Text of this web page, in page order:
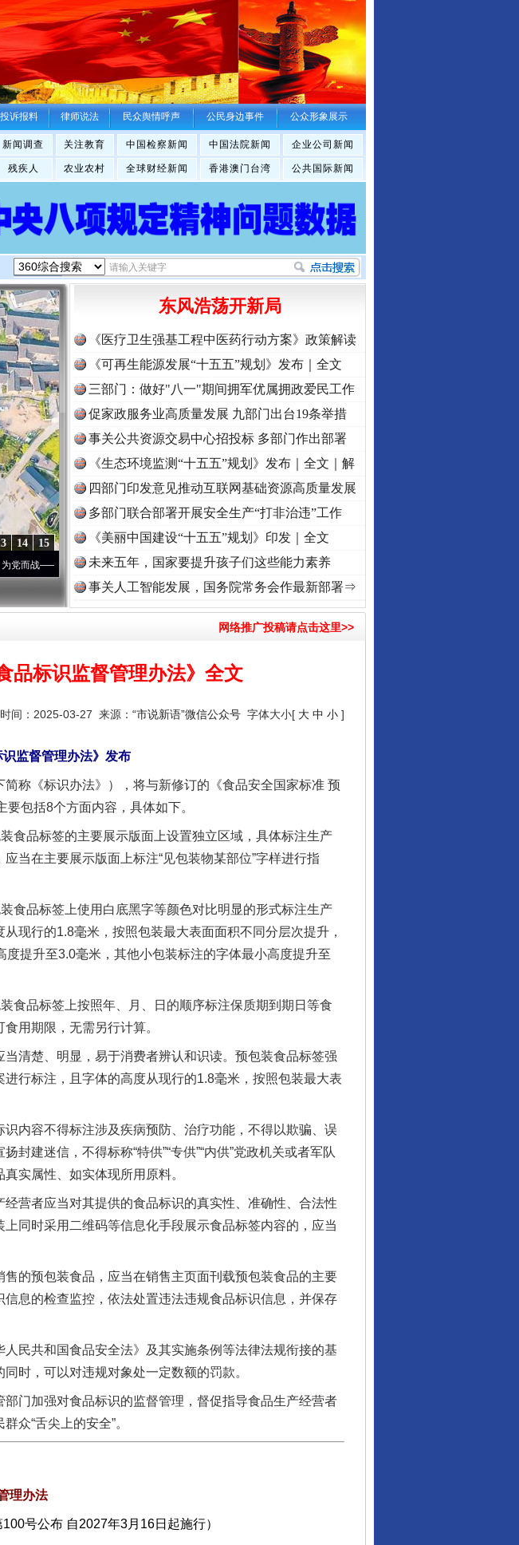
投诉报料 律师说法 民众舆情呼声 公民身边事件 公众形象展示
新闻调查 关注教育 中国检察新闻 中国法院新闻 企业公司新闻
残疾人 农业农村 全球财经新闻 香港澳门台湾 公共国际新闻
15
14
百年“纪”事⑧加强纪律..·[视频] 牢记初心使命 奋进复兴征程丨“转折之城”激荡..
东风浩荡开新局
《医疗卫生强基工程中医药行动方案》政策解读
《可再生能源发展“十五五”规划》发布｜全文
三部门：做好"八一"期间拥军优属拥政爱民工作
促家政服务业高质量发展 九部门出台19条举措
事关公共资源交易中心招投标 多部门作出部署
《生态环境监测“十五五”规划》发布｜全文｜解
读
四部门印发意见推动互联网基础资源高质量发展
多部门联合部署开展安全生产“打非治违”工作
《美丽中国建设“十五五”规划》印发｜全文
未来五年，国家要提升孩子们这些能力素养
事关人工智能发展，国务院常务会作最新部署⇒
网络推广投稿请点击这里>>
品标识监督管理办法》全文
间：2025-03-27 来源： “市说新语”微信公众号 字体大小[ 大 中 小 ]
监督管理办法》发布
《标识办法》），将与新修订的《食品安全国家标准 预
包括8个方面内容，具体如下。
品标签的主要展示版面上设置独立区域，具体标注生产
当在主要展示版面上标注“见包装物某部位”字样进行指
品标签上使用白底黑字等颜色对比明显的形式标注生产
现行的1.8毫米，按照包装最大表面面积不同分层次提升，
提升至3.0毫米，其他小包装标注的字体最小高度提升至
品标签上按照年、月、日的顺序标注保质期到期日等食
用期限，无需另行计算。
楚、明显，易于消费者辨认和识读。预包装食品标签强
行标注，且字体的高度从现行的1.8毫米，按照包装最大表
容不得标注涉及疾病预防、治疗功能，不得以欺骗、误
建迷信，不得标称“特供”“专供”“内供”党政机关或者军队
实属性、如实体现所用原料。
者应当对其提供的食品标识的真实性、准确性、合法性
同时采用二维码等信息化手段展示食品标签内容的，应当
预包装食品，应当在销售主页面刊载预包装食品的主要
息的检查监控，依法处置违法违规食品标识信息，并保存
共和国食品安全法》及其实施条例等法律法规衔接的基
时，可以对违规对象处一定数额的罚款。
加强对食品标识的监督管理，督促指导食品生产经营者
众“舌尖上的安全”。
理办法
号公布 自2027年3月16日起施行）